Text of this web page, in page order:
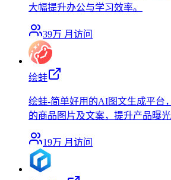
大幅提升办公与学习效率。
39万 月访问
绘蛙
绘蛙-简单好用的AI图文生成平台
的商品图片及文案，提升产品曝
19万 月访问